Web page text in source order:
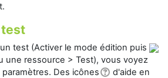
test
test (Activer le mode édition puis
une ressource > Test), vous voyez
paramètres. Des icônes
d'aide en